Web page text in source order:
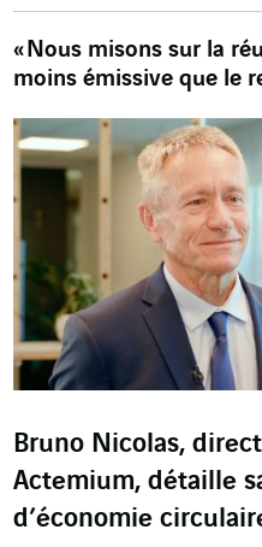
« Nous misons sur la
moins émissive que le
Bruno Nicolas,
Actemium, détaille
d’économie